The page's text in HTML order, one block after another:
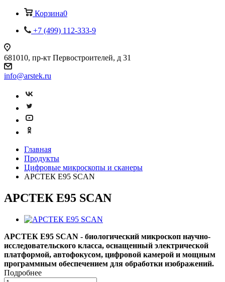
Корзина0
+7 (499) 112-333-9
681010, пр-кт Первостроителей, д 31
info@arstek.ru
Главная
Продукты
Цифровые микроскопы и сканеры
АРСТЕК E95 SCAN
АРСТЕК E95 SCAN
АРСТЕК E95 SCAN - биологический микроскоп научно-
исследовательского класса, оснащенный электрической
платформой, автофокусом, цифровой камерой и мощным
программным обеспечением для обработки изображений.
Подробнее